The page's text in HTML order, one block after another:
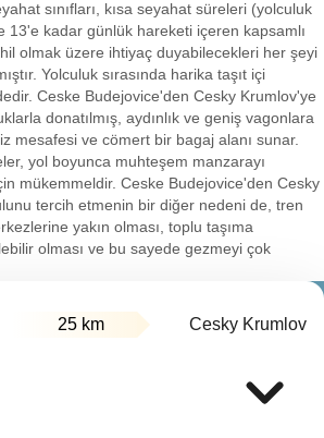
sınıfları, kısa seyahat süreleri (yolculuk
13'e kadar günlük hareketi içeren kapsamlı
olmak üzere ihtiyaç duyabilecekleri her şeyi
Yolculuk sırasında harika taşıt içi
Ceske Budejovice'den Cesky Krumlov'ye
donatılmış, aydınlık ve geniş vagonlara
mesafesi ve cömert bir bagaj alanı sunar.
yol boyunca muhteşem manzarayı
mükemmeldir. Ceske Budejovice'den Cesky
tercih etmenin bir diğer nedeni de, tren
yakın olması, toplu taşıma
olması ve bu sayede gezmeyi çok
25 km Cesky Krumlov